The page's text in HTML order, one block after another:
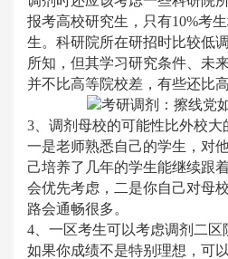
报考高校研究生，只有10%考
生。科研院所在研招时比较低
所知，但其学习研究条件、未
并不比高等院校差，有些还比
3、调剂母校的可能性比外校大
一是老师熟悉自己的学生，对
己培养了几年的学生能继续跟
会优先考虑，二是你自己对母
路会通畅很多。
4、一区考生可以考虑调剂二区
如果你成绩不是特别理想，可